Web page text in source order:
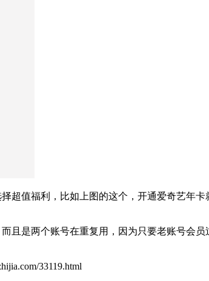
超值福利，比如上图的这个，开通爱奇艺年
且是两个账号在重复用，因为只要老账号会
33119.html